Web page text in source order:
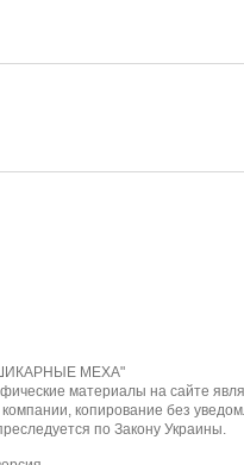
МЕХА"
материалы на сайте
копирование без
по Закону Украины.